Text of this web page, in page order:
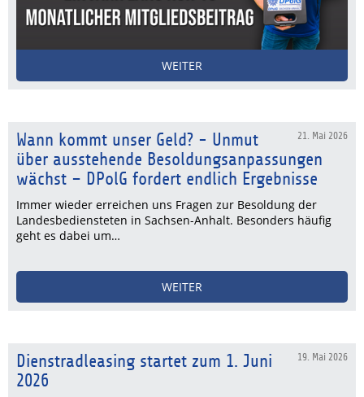
WEITER
21. Mai 2026
Wann kommt unser Geld? - Unmut
über ausstehende Besoldungsanpassungen
wächst – DPolG fordert endlich Ergebnisse
Immer wieder erreichen uns Fragen zur Besoldung der
Landesbediensteten in Sachsen-Anhalt. Besonders häufig
geht es dabei um…
WEITER
19. Mai 2026
Dienstradleasing startet zum 1. Juni
2026